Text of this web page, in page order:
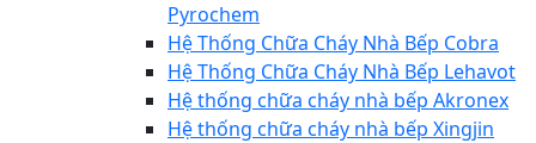
Pyrochem
Hệ Thống Chữa Cháy Nhà Bếp Cobra
Hệ Thống Chữa Cháy Nhà Bếp Lehavot
Hệ thống chữa cháy nhà bếp Akronex
Hệ thống chữa cháy nhà bếp Xingjin